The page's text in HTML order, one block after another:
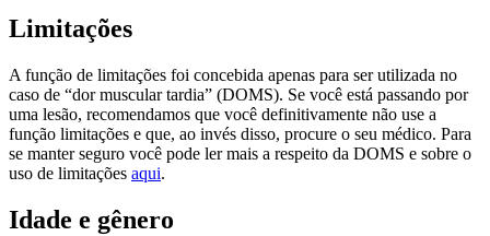
Limitações
A função de limitações foi concebida apenas para ser utilizada no
caso de “dor muscular tardia” (DOMS). Se você está passando por
uma lesão, recomendamos que você definitivamente não use a
função limitações e que, ao invés disso, procure o seu médico. Para
se manter seguro você pode ler mais a respeito da DOMS e sobre o
uso de limitações aqui.
Idade e gênero